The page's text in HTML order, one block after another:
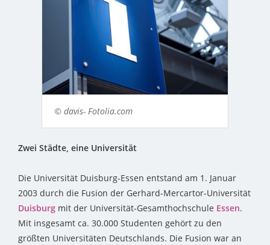
© davis- Fotolia.com
Zwei Städte, eine Universität
Die Universität Duisburg-Essen entstand am 1. Januar
2003 durch die Fusion der Gerhard-Mercartor-Universität
Duisburg mit der Universität-Gesamthochschule Essen.
Mit insgesamt ca. 30.000 Studenten gehört zu den
größten Universitäten Deutschlands. Die Fusion war an